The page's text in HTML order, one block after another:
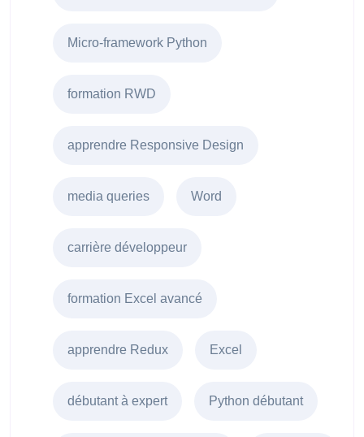
Micro-framework Python
formation RWD
apprendre Responsive Design
media queries Word
carrière développeur
formation Excel avancé
apprendre Redux Excel
débutant à expert Python débutant